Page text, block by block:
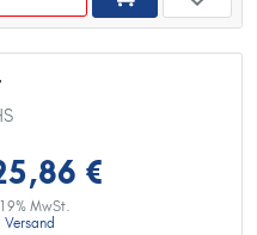
€
MwSt.
Versand